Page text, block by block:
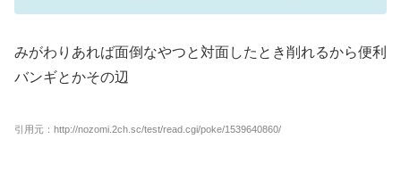
みがわりあれば面倒なやつと対面したとき削れるから便利
バンギとかその辺
引用元：http://nozomi.2ch.sc/test/read.cgi/poke/1539640860/